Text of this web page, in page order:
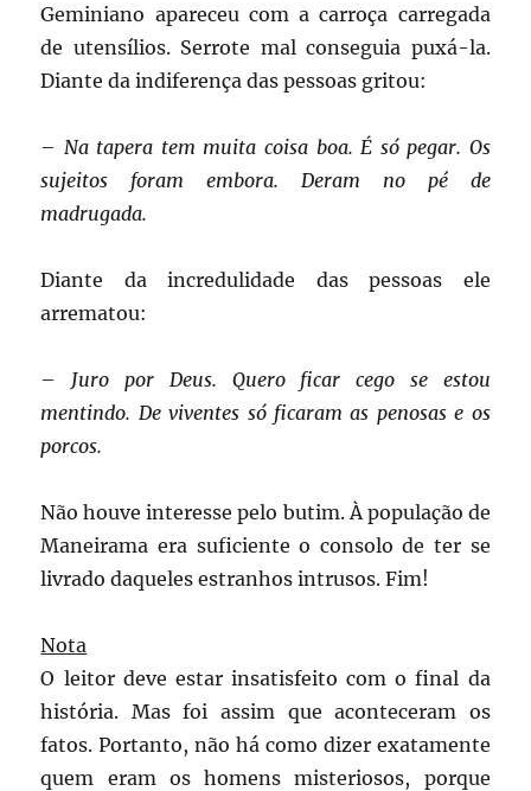
Geminiano apareceu com a carroça carregada
de utensílios. Serrote mal conseguia puxá-la.
Diante da indiferença das pessoas gritou:
– Na tapera tem muita coisa boa. É só pegar. Os
sujeitos foram embora. Deram no pé de
madrugada.
Diante da incredulidade das pessoas ele
arrematou:
– Juro por Deus. Quero ficar cego se estou
mentindo. De viventes só ficaram as penosas e os
porcos.
Não houve interesse pelo butim. À população de
Maneirama era suficiente o consolo de ter se
livrado daqueles estranhos intrusos. Fim!
Nota
O leitor deve estar insatisfeito com o final da
história. Mas foi assim que aconteceram os
fatos. Portanto, não há como dizer exatamente
quem eram os homens misteriosos, porque